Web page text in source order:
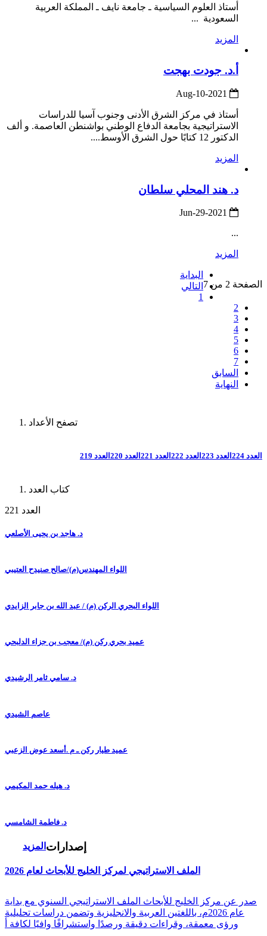
أستاذ العلوم السياسية ـ جامعة نايف ـ المملكة العربية
السعودية ...
المزيد
أ.د. جودت بهجت
أستاذ في مركز الشرق الأدنى وجنوب آسيا للدراسات
الاستراتيجية بجامعة الدفاع الوطني بواشنطن العاصمة. و ألف
الدكتور 12 كتابًا حول الشرق الأوسط....
المزيد
د. هند المحلي سلطان
...
المزيد
الصفحة 2 من 7
البداية
التالي
1
2
3
4
5
6
7
السابق
النهاية
تصفح الأعداد
العدد 224 العدد 223 العدد 222 العدد 221 العدد 220 العدد 219
كتاب العدد
العدد 221
د. هاجد بن يحيى الأصلعي
اللواء المهندس(م)/صالح صنيدح العتيبي
اللواء البحري الركن (م) / عبد الله بن جابر الزايدي
عميد بحري ركن (م)/ معجب بن جزاء الدلبحي
د. سامي ثامر الرشيدي
عاصم الشيدي
عميد طيار ركن ـ م .أسعد عوض الزعبي
د. هيله حمد المكيمي
د. فاطمة الشامسي
المزيد إصدارات
الملف الاستراتيجي لمركز الخليج للأبحاث لعام 2026
صدر عن مركز الخليج للأبحاث الملف الاستراتيجي السنوي مع بداية
عام 2026م، باللغتين العربية والانجليزية وتضمن دراسات تحليلية
ورؤى معمقة، وقراءات دقيقة ورصدًا واستشرافًا وافيًا لكافة أ